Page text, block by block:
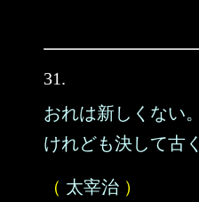
31.
おれは新しくない。
けれども決して古
（ 太宰治 ）